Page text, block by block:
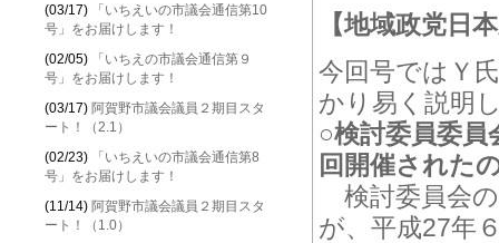
(03/17)
「いちえいの市議会通信第10
号」をお届けします！
(02/05)
「いちえの市議会通信第９
号」をお届けします！
(03/17) 阿賀野市議会議員２期目スタ
ート！（2.1）
(02/23)
「いちえいの市議会通信第8
号」をお届けします！
(11/14) 阿賀野市議会議員２期目スタ
ート！（1.0）
【地域政党日
今回号ではＹ
かり易く説明
○検討委員委
回開催された
検討委員会
が、平成27年